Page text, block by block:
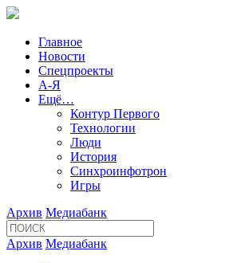
Главное
Новости
Спецпроекты
А-Я
Ещё…
Контур Первого
Технологии
Люди
История
Синхроинфотрон
Игры
Архив Медиабанк
Архив Медиабанк